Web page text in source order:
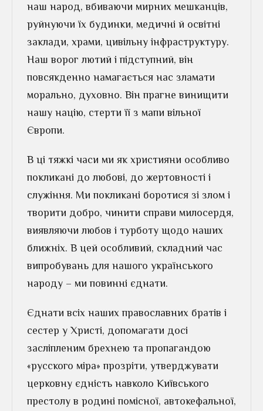
наш народ, вбиваючи мирних мешканців,
руйнуючи їх будинки, медичні й освітні
заклади, храми, цивільну інфраструктуру.
Наш ворог лютий і підступний, він
повсякденно намагається нас зламати
морально, духовно. Він прагне винищити
нашу націю, стерти її з мапи вільної
Європи.
В ці тяжкі часи ми як християни особливо
покликані до любові, до жертовності і
служіння. Ми покликані боротися зі злом і
творити добро, чинити справи милосердя,
виявляючи любов і турботу щодо наших
ближніх. В цей особливий, складний час
випробувань для нашого українського
народу – ми повинні єднати.
Єднати всіх наших православних братів і
сестер у Христі, допомагати досі
засліпленим брехнею та пропагандою
«русского міра» прозріти, утверджувати
церковну єдність навколо Київського
престолу в родині помісної, автокефальної,